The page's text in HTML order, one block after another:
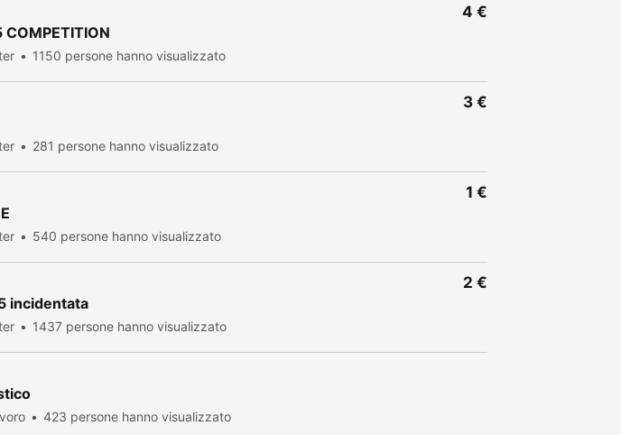
COMPETITION
1150 persone hanno visualizzato
4 €
281 persone hanno visualizzato
3 €
540 persone hanno visualizzato
1 €
incidentata
1437 persone hanno visualizzato
2 €
423 persone hanno visualizzato